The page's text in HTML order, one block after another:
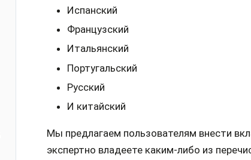
Испанский
Французский
Итальянский
Португальский
Русский
И китайский
Мы предлагаем пользователям внести
экспертно владеете каким-либо из